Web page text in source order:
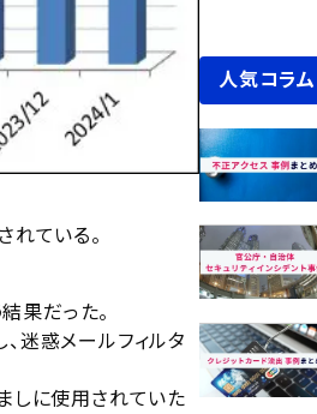
れている。
果だった。
迷惑メールフィルタ
しに使用されていた
人気コラム